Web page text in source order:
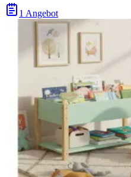
1 Angebot